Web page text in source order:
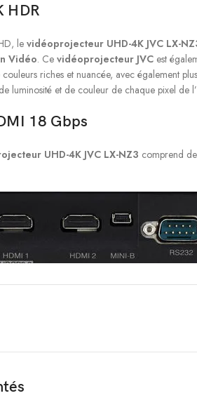
HDR
le vidéoprojecteur UHD-4K JVC LX-
Vidéo. Ce vidéoprojecteur JVC est
riches et nuancée, avec également
luminosité et de couleur de chaque pixel de
18 Gbps
UHD-4K JVC LX-NZ3 comprend
trigger est également intégrée pour le